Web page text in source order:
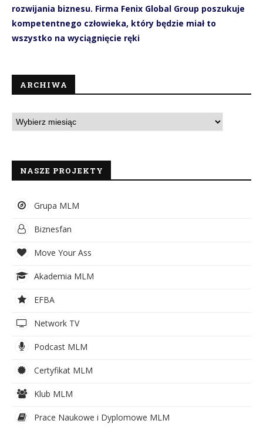
rozwijania biznesu. Firma Fenix Global Group poszukuje
kompetentnego człowieka, który będzie miał to
wszystko na wyciągnięcie ręki
ARCHIWA
NASZE PROJEKTY
Grupa MLM
Biznesfan
Move Your Ass
Akademia MLM
EFBA
Network TV
Podcast MLM
Certyfikat MLM
Klub MLM
Prace Naukowe i Dyplomowe MLM